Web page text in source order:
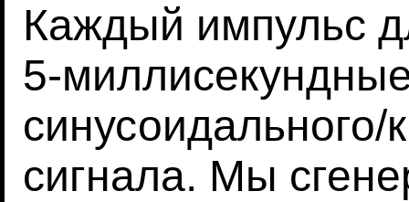
Каждый импульс
5-
синусоидального/
сигнала. Мы